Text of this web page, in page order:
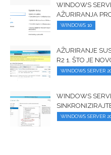
WINDOWS
AŽURIRANJA
WINDOWS 10
AŽURIRANJE
R2 1. ŠTO JE
WINDOWS SERVER
WINDOWS
WINDOWS SERVER